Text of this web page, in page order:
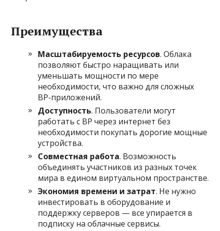
Преимущества
Масштабируемость ресурсов. Облака
позволяют быстро наращивать или
уменьшать мощности по мере
необходимости, что важно для сложных
ВР-приложений.
Доступность. Пользователи могут
работать с ВР через интернет без
необходимости покупать дорогие мощные
устройства.
Совместная работа. Возможность
объединять участников из разных точек
мира в едином виртуальном пространстве.
Экономия времени и затрат. Не нужно
инвестировать в оборудование и
поддержку серверов — все упирается в
подписку на облачные сервисы.